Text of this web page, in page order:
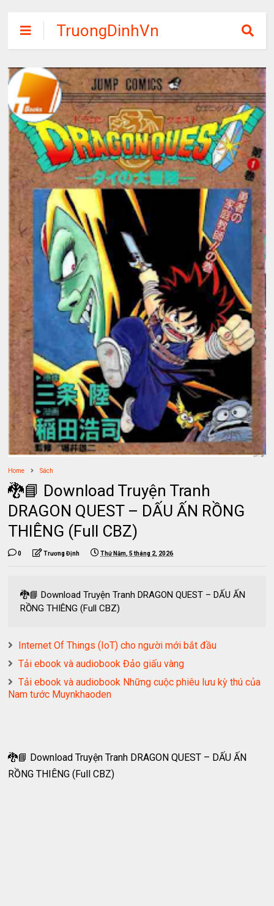
TruongDinhVn
Chia sẽ ebook,
các khóa học,
phần mềm học
tập miễn phí
Home Sách
🐉📘 Download Truyện Tranh
DRAGON QUEST – DẤU ẤN RỒNG
THIÊNG (Full CBZ)
0 Trương Định Thứ Năm, 5 tháng 2, 2026
🐉📘 Download Truyện Tranh DRAGON QUEST – DẤU ẤN
RỒNG THIÊNG (Full CBZ)
Internet Of Things (IoT) cho người mới bắt đầu
Tải ebook và audiobook Đảo giấu vàng
Tải ebook và audiobook Những cuộc phiêu lưu kỳ thú của
Nam tước Muynkhaoden
🐉📘 Download Truyện Tranh DRAGON QUEST – DẤU ẤN
RỒNG THIÊNG (Full CBZ)